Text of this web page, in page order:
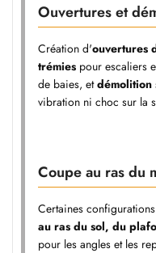
Ouvertures et
Création d'ouvertures
trémies pour escaliers
de baies, etdémolition
vibration ni choc sur la
Coupe au ras du
Certaines
au ras du sol, du
pour les angles et les